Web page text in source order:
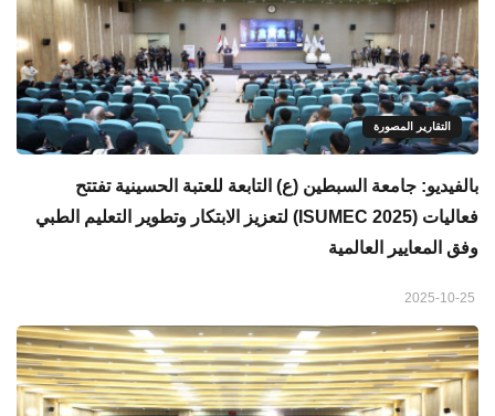
التقارير المصورة
بالفيديو: جامعة السبطين (ع) التابعة للعتبة الحسينية تفتتح
فعاليات (ISUMEC 2025) لتعزيز الابتكار وتطوير التعليم الطبي
وفق المعايير العالمية